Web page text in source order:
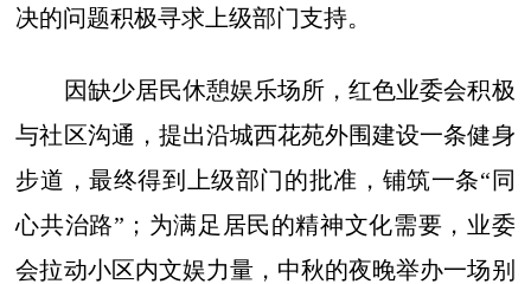
决的问题积极寻求上级部门支持。
因缺少居民休憩娱乐场所，红色业委会积极
与社区沟通，提出沿城西花苑外围建设一条健身
步道，最终得到上级部门的批准，铺筑一条“同
心共治路”；为满足居民的精神文化需要，业委
会拉动小区内文娱力量，中秋的夜晚举办一场别